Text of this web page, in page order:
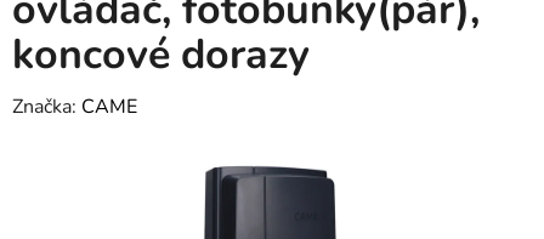
koncové dorazy
Značka: CAME